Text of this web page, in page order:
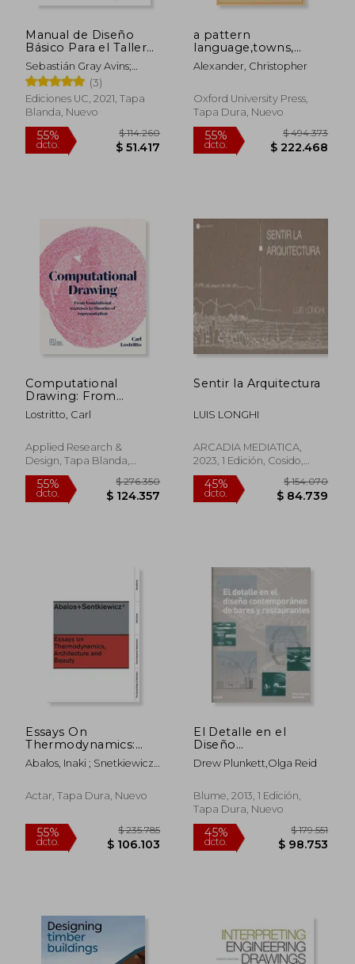
55%
dcto.
$ 596.077
$ 268.235
Manual de Diseño
Básico Para el Taller
de Arquitectura
Sebastián Gray Avins;
Francisco Vergara Dávila;
Camilo Meneses Ferrada
(3)
Ediciones UC, 2021, Tapa
Blanda, Nuevo
55%
dcto.
$ 114.260
$ 51.417
a pattern
language,towns,
buildings,
construction (en
Alexander, Christopher
Oxford University Press,
Tapa Dura, Nuevo
55%
dcto. $
Computational
Drawing: From
Foundational
Exercises to Theories
(en Inglés)
Lostritto, Carl
Applied Research &
Design, Tapa Blanda,
Nuevo
55% $ 276.350
Sentir la Arquitectura
LUIS LONGHI
ARCADIA MEDIATICA,
2023, 1 Edición, Cosido,
Nuevo
45% $
Essays On
Thermodynamics:
Architecture and
Beauty (en Inglés)
Abalos, Inaki ; Snetkiewicz,
Actar, Tapa Dura, Nuevo
El Detalle en el
Diseño
Contemporáneo de
Bares y Restaurantes
Drew Plunkett,Olga Reid
Blume, 2013, 1 Edición,
Tapa Dura, Nuevo